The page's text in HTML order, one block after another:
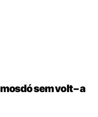
sem volt – a